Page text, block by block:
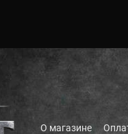
О магазине